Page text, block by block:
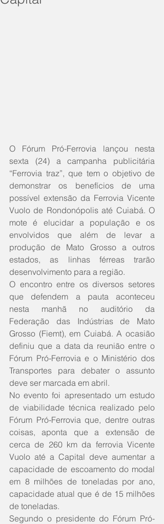
O Fórum Pró-Ferrovia lançou nesta
sexta (24) a campanha publicitária
“Ferrovia traz”, que tem o objetivo de
demonstrar os benefícios de uma
possível extensão da Ferrovia Vicente
Vuolo de Rondonópolis até Cuiabá. O
mote é elucidar a população e os
envolvidos que além de levar a
produção de Mato Grosso a outros
estados, as linhas férreas trarão
desenvolvimento para a região.
O encontro entre os diversos setores
que defendem a pauta aconteceu
nesta manhã no auditório da
Federação das Indústrias de Mato
Grosso (Fiemt), em Cuiabá. A ocasião
definiu que a data da reunião entre o
Fórum Pró-Ferrovia e o Ministério dos
Transportes para debater o assunto
deve ser marcada em abril.
No evento foi apresentado um estudo
de viabilidade técnica realizado pelo
Fórum Pró-Ferrovia que, dentre outras
coisas, aponta que a extensão de
cerca de 260 km da ferrovia Vicente
Vuolo até a Capital deve aumentar a
capacidade de escoamento do modal
em 8 milhões de toneladas por ano,
capacidade atual que é de 15 milhões
de toneladas.
Segundo o presidente do Fórum Pró-